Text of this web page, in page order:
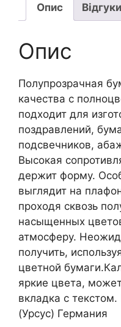
Опис
Опис
Полупрозрачная
качества с
подходит для
поздравлений,
подсвечников,
Высокая
держит форму.
выглядит на
проходя сквозь
насыщенных
атмосферу.
получить,
цветной
яркие цвета,
вкладка с
(Урсус) Германия